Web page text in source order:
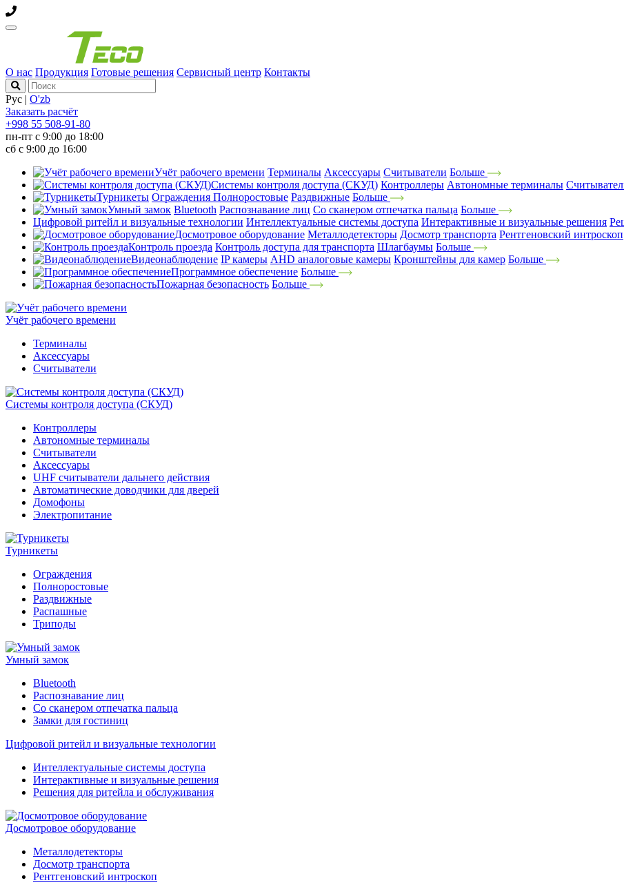
О нас Продукция Готовые решения Сервисный центр Контакты
Рус | O'zb
Заказать расчёт
+998 55 508-91-80
пн-пт с 9:00 до 18:00
сб с 9:00 до 16:00
Учёт рабочего времени Терминалы Аксессуары Считыватели Больше
Системы контроля доступа (СКУД) Контроллеры Автономные терминалы
Турникеты Ограждения Полноростовые Раздвижные Больше
Умный замок Bluetooth Распознавание лиц Со сканером отпечатка пальца Больше
Цифровой ритейл и визуальные технологии Интеллектуальные системы доступа Интерактивные и визуальные решения
Досмотровое оборудование Металлодетекторы Досмотр транспорта Рентгеновский интроскоп
Контроль проезда Контроль доступа для транспорта Шлагбаумы Больше
Видеонаблюдение IP камеры AHD аналоговые камеры Кронштейны для камер Больше
Программное обеспечение Больше
Пожарная безопасность Больше
Учёт рабочего времени
Терминалы
Аксессуары
Считыватели
Системы контроля доступа (СКУД)
Контроллеры
Автономные терминалы
Считыватели
Аксессуары
UHF считыватели дальнего действия
Автоматические доводчики для дверей
Домофоны
Электропитание
Турникеты
Ограждения
Полноростовые
Раздвижные
Распашные
Триподы
Умный замок
Bluetooth
Распознавание лиц
Со сканером отпечатка пальца
Замки для гостиниц
Цифровой ритейл и визуальные технологии
Интеллектуальные системы доступа
Интерактивные и визуальные решения
Решения для ритейла и обслуживания
Досмотровое оборудование
Металлодетекторы
Досмотр транспорта
Рентгеновский интроскоп